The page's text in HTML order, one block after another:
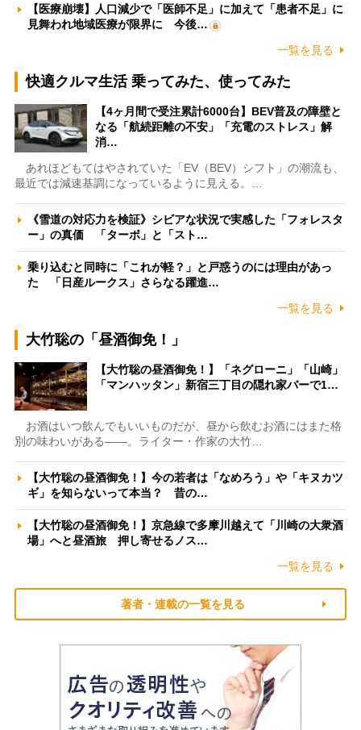
【医療崩壊】人口減少で「医師不足」に加えて「患者不足」に
見舞われ地域医療が限界に 今後…
一覧を見る
快適クルマ生活 乗ってみた、使ってみた
【4ヶ月間で受注累計6000台】BEV普及の障壁と
なる「航続距離の不安」「充電のストレス」解
消…
あれほどもてはやされていた「EV（BEV）シフト」の潮流も、
最近では減速基調になっているように見える。…
《雪道の対応力を検証》シビアな状況で実感した「フォレスタ
ー」の真価 「ターボ」と「スト…
乗り込むと同時に「これが軽？」と戸惑うのには理由があっ
た 「日産ルークス」さらなる躍進…
一覧を見る
大竹聡の「昼酒御免！」
【大竹聡の昼酒御免！】「ネグローニ」「山崎」
「マンハッタン」新宿三丁目の隠れ家バーで1…
お酒はいつ飲んでもいいものだが、昼から飲むお酒にはまた格
別の味わいがある――。ライター・作家の大竹…
【大竹聡の昼酒御免！】今の若者は「なめろう」や「キヌカツ
ギ」を知らないって本当？ 昔の…
【大竹聡の昼酒御免！】京急線で多摩川越えて「川崎の大衆酒
場」へと昼酒旅 押し寄せるノス…
一覧を見る
著者・連載の一覧を見る